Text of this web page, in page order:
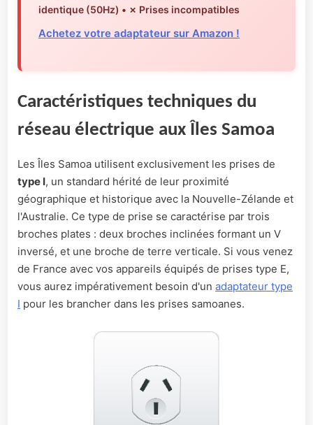
identique (50Hz) • ✗ Prises incompatibles
Achetez votre adaptateur sur Amazon !
Caractéristiques techniques du
réseau électrique aux Îles Samoa
Les Îles Samoa utilisent exclusivement les prises de
type I, un standard hérité de leur proximité
géographique et historique avec la Nouvelle-Zélande et
l'Australie. Ce type de prise se caractérise par trois
broches plates : deux broches inclinées formant un V
inversé, et une broche de terre verticale. Si vous venez
de France avec vos appareils équipés de prises type E,
vous aurez impérativement besoin d'un adaptateur type
I pour les brancher dans les prises samoanes.